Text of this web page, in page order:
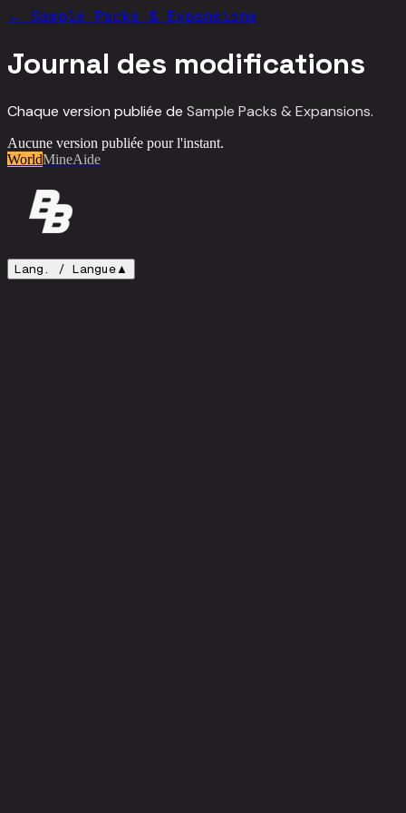
← Sample Packs & Expansions
Journal des modifications
Chaque version publiée de Sample Packs & Expansions.
Aucune version publiée pour l'instant.
WorldMineAide
Lang. / Langue▲